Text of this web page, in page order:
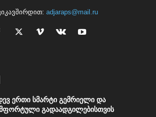
adjaraps@mail.ru
ერთი სმარტი გემრიელი და
გადაადგილებისთვის